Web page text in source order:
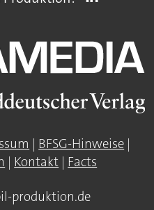
| BFSG-Hinweise |
| Kontakt | Facts
produktion.de